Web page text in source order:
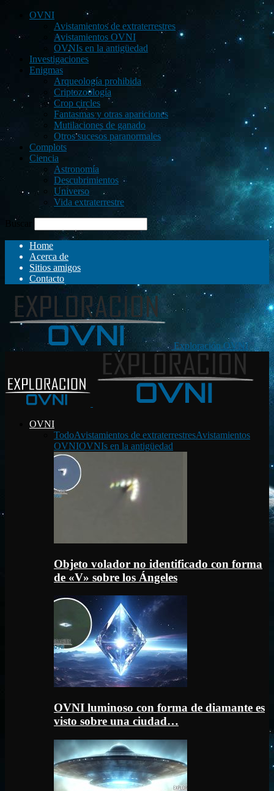
OVNI
Avistamientos de extraterrestres
Avistamientos OVNI
OVNIs en la antigüedad
Investigaciones
Enigmas
Arqueología prohibida
Criptozoología
Crop circles
Fantasmas y otras apariciones
Mutilaciones de ganado
Otros sucesos paranormales
Complots
Ciencia
Astronomía
Descubrimientos
Universo
Vida extraterrestre
Buscar
Home
Acerca de
Sitios amigos
Contacto
Exploración OVNI
OVNI
TodoAvistamientos de extraterrestresAvistamientos
OVNIOVNIs en la antigüedad
Objeto volador no identificado con forma
de «V» sobre los Ángeles
OVNI luminoso con forma de diamante es
visto sobre una ciudad…